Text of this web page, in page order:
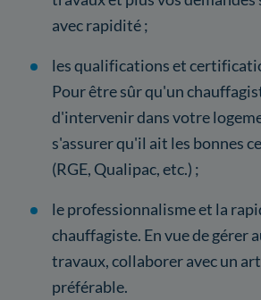
avec rapidité ;
les qualifications et
Pour être sûr qu'un
d'intervenir dans votre
s'assurer qu'il ait les bonnes
(RGE, Qualipac, etc.) ;
le professionnalisme et la
chauffagiste. En vue de gérer
travaux, collaborer avec un
préférable.